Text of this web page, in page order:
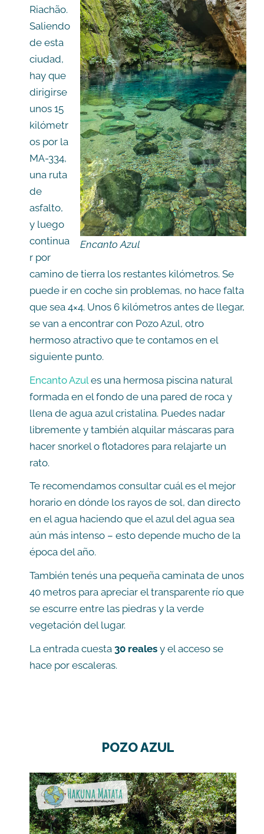
Encanto Azul
Riachão.
Saliendo
de esta
ciudad,
hay que
dirigirse
unos 15
kilómetr
os por la
MA-334,
una ruta
de
asfalto,
y luego
continua
r por
camino de tierra los restantes kilómetros. Se
puede ir en coche sin problemas, no hace falta
que sea 4×4. Unos 6 kilómetros antes de llegar,
se van a encontrar con Pozo Azul, otro
hermoso atractivo que te contamos en el
siguiente punto.
Encanto Azul es una hermosa piscina natural
formada en el fondo de una pared de roca y
llena de agua azul cristalina. Puedes nadar
libremente y también alquilar máscaras para
hacer snorkel o flotadores para relajarte un
rato.
Te recomendamos consultar cuál es el mejor
horario en dónde los rayos de sol, dan directo
en el agua haciendo que el azul del agua sea
aún más intenso – esto depende mucho de la
época del año.
También tenés una pequeña caminata de unos
40 metros para apreciar el transparente río que
se escurre entre las piedras y la verde
vegetación del lugar.
La entrada cuesta 30 reales y el acceso se
hace por escaleras.
POZO AZUL